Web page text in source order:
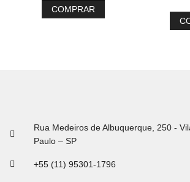
COMPRAR
Rua Medeiros de Albuquerque, 250 -
Paulo – SP
+55 (11) 95301-1796